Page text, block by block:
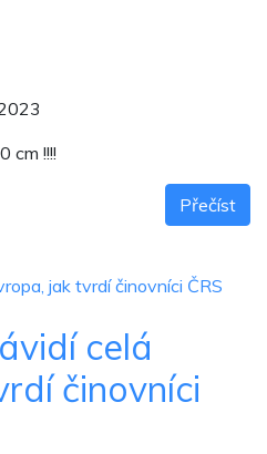
cm !!!!
Přečíst
celá
činovníci